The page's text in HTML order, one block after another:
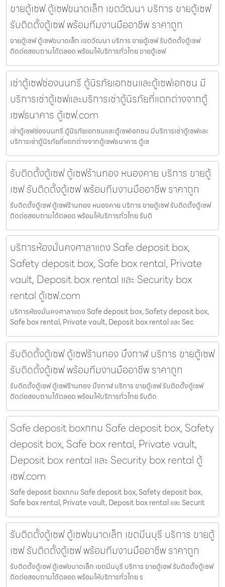
ขายตู้เซฟ ตู้เซฟขนาดเล็ก เขตวัฒนา บริการ ขายตู้เซฟ
รับติดตั้งตู้เซฟ พร้อมทีมงานมืออาชีพ ราคาถูก
ขายตู้เซฟ ตู้เซฟขนาดเล็ก เขตวัฒนา บริการ ขายตู้เซฟ รับติดตั้งตู้เซฟ
ติดต่อสอบถามได้ตลอด พร้อมให้บริการทั่วไทย ขายตู้เซฟ
เช่าตู้เซฟช่องนนทรี ตู้นิรภัยเอกชนและตู้เซฟเอกชน มี
บริการเช่าตู้เซฟและบริการเช่าตู้นิรภัยที่แตกต่างจากตู้
เซฟธนาคาร ตู้เซฟ.com
เช่าตู้เซฟช่องนนทรี ตู้นิรภัยเอกชนและตู้เซฟเอกชน มีบริการเช่าตู้เซฟและ
บริการเช่าตู้นิรภัยที่แตกต่างจากตู้เซฟธนาคาร ตู้เซ
รับติดตั้งตู้เซฟ ตู้เซฟร้านทอง หนองคาย บริการ ขายตู้
เซฟ รับติดตั้งตู้เซฟ พร้อมทีมงานมืออาชีพ ราคาถูก
รับติดตั้งตู้เซฟ ตู้เซฟร้านทอง หนองคาย บริการ ขายตู้เซฟ รับติดตั้งตู้เซฟ
ติดต่อสอบถามได้ตลอด พร้อมให้บริการทั่วไทย รับติ
บริการห้องมั่นคงศาลาแดง Safe deposit box,
Safety deposit box, Safe box rental, Private
vault, Deposit box rental และ Security box
rental ตู้เซฟ.com
บริการห้องมั่นคงศาลาแดง Safe deposit box, Safety deposit box,
Safe box rental, Private vault, Deposit box rental และ Sec
รับติดตั้งตู้เซฟ ตู้เซฟร้านทอง บึงกาฬ บริการ ขายตู้เซฟ
รับติดตั้งตู้เซฟ พร้อมทีมงานมืออาชีพ ราคาถูก
รับติดตั้งตู้เซฟ ตู้เซฟร้านทอง บึงกาฬ บริการ ขายตู้เซฟ รับติดตั้งตู้เซฟ
ติดต่อสอบถามได้ตลอด พร้อมให้บริการทั่วไทย รับติด
Safe deposit boxกทม Safe deposit box, Safety
deposit box, Safe box rental, Private vault,
Deposit box rental และ Security box rental ตู้
เซฟ.com
Safe deposit boxกทม Safe deposit box, Safety deposit box,
Safe box rental, Private vault, Deposit box rental และ Securit
รับติดตั้งตู้เซฟ ตู้เซฟขนาดเล็ก เขตมีนบุรี บริการ ขายตู้
เซฟ รับติดตั้งตู้เซฟ พร้อมทีมงานมืออาชีพ ราคาถูก
รับติดตั้งตู้เซฟ ตู้เซฟขนาดเล็ก เขตมีนบุรี บริการ ขายตู้เซฟ รับติดตั้งตู้เซฟ
ติดต่อสอบถามได้ตลอด พร้อมให้บริการทั่วไทย ร